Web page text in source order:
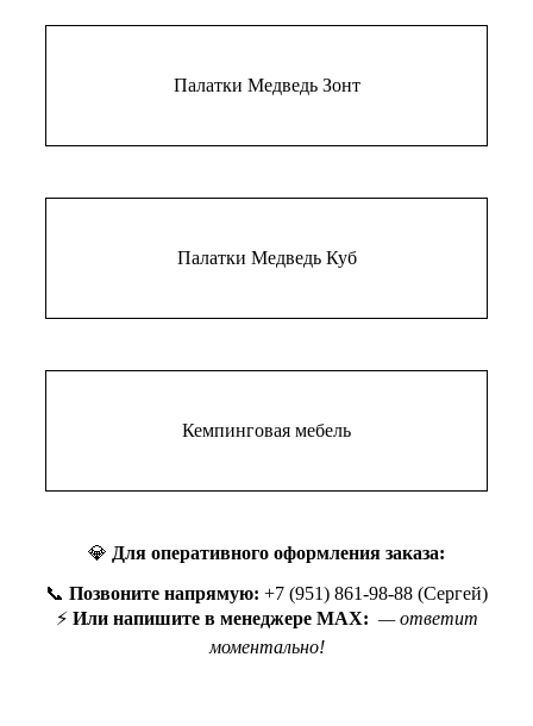
Палатки Медведь Зонт
Палатки Медведь Куб
Кемпинговая мебель
💎 Для оперативного оформления заказа:
📞 Позвоните напрямую: +7 (951) 861-98-88 (Сергей)
⚡ Или напишите в менеджере MAX: — ответит
моментально!